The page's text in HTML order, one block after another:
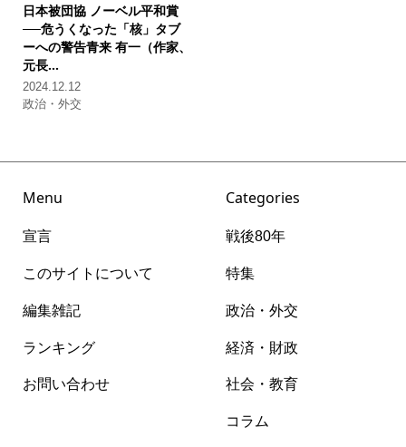
日本被団協 ノーベル平和賞
──危うくなった「核」タブ
ーへの警告青来 有一（作家、
元長...
2024.12.12
政治・外交
Menu
宣言
このサイトについて
編集雑記
ランキング
お問い合わせ
Categories
戦後80年
特集
政治・外交
経済・財政
社会・教育
コラム